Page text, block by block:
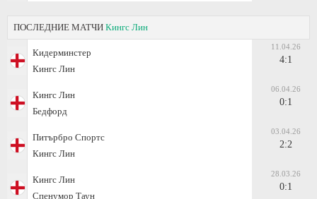
ПОСЛЕДНИЕ МАТЧИ Кингс Лин
Кидерминстер
Кингс Лин
11.04.26
4:1
Кингс Лин
Бедфорд
06.04.26
0:1
Питърбро Спортс
Кингс Лин
03.04.26
2:2
Кингс Лин
Спенумор Таун
28.03.26
0:1